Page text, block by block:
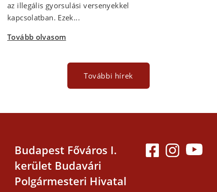
az illegális gyorsulási versenyekkel
kapcsolatban. Ezek...
Tovább olvasom
További hírek
Budapest Főváros I.
kerület Budavári
Polgármesteri Hivatal